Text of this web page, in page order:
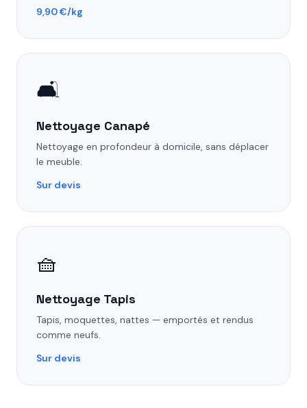
9,90 €/kg
🛋️
Nettoyage Canapé
Nettoyage en profondeur à domicile, sans déplacer
le meuble.
Sur devis
🧺
Nettoyage Tapis
Tapis, moquettes, nattes — emportés et rendus
comme neufs.
Sur devis